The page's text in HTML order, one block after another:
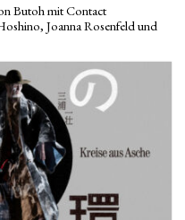
Butoh mit Contact
Joanna Rosenfeld und